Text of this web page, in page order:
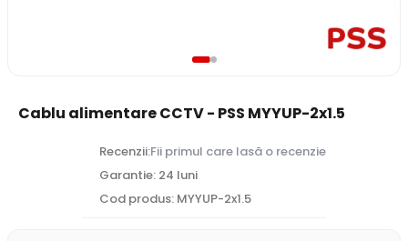
Cablu alimentare CCTV - PSS MYYUP-2x1.5
Recenzii:Fii primul care lasă o recenzie
Garantie: 24 luni
Cod produs: MYYUP-2x1.5